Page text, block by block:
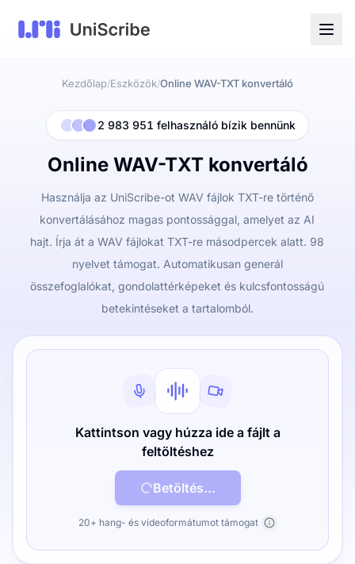
Kezdőlap/Eszközök/Online WAV-TXT konvertáló
2 983 951 felhasználó bízik bennünk
Online WAV-TXT konvertáló
Használja az UniScribe-ot WAV fájlok TXT-re történő
konvertálásához magas pontossággal, amelyet az AI
hajt. Írja át a WAV fájlokat TXT-re másodpercek alatt. 98
nyelvet támogat. Automatikusan generál
összefoglalókat, gondolattérképeket és kulcsfontosságú
betekintéseket a tartalomból.
Kattintson vagy húzza ide a fájlt a
feltöltéshez
Betöltés...
20+ hang- és videoformátumot támogat